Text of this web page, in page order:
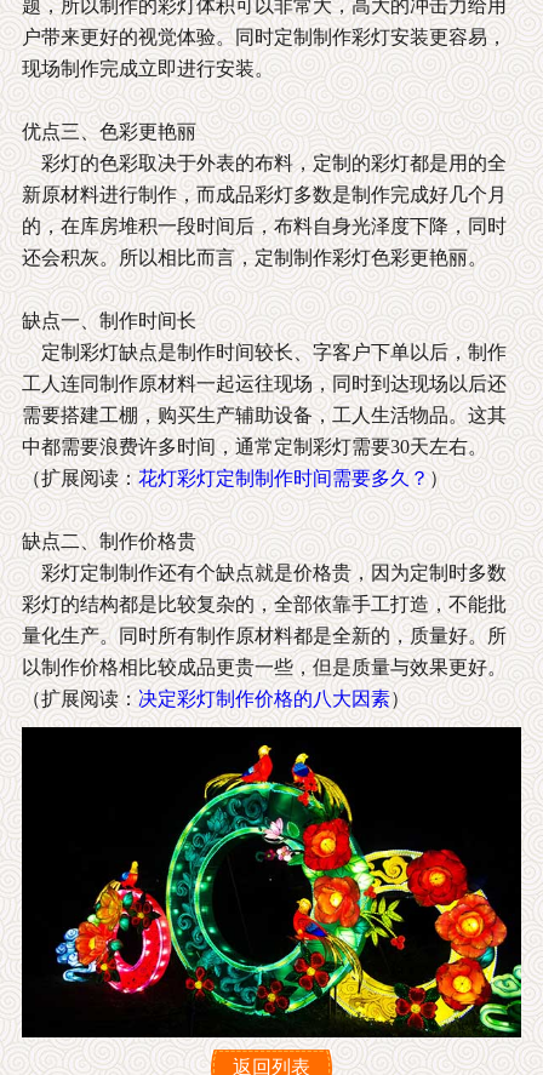
题，所以制作的彩灯体积可以非常大，高大的冲击力给用
户带来更好的视觉体验。同时定制制作彩灯安装更容易，
现场制作完成立即进行安装。
优点三、色彩更艳丽
彩灯的色彩取决于外表的布料，定制的彩灯都是用的全
新原材料进行制作，而成品彩灯多数是制作完成好几个月
的，在库房堆积一段时间后，布料自身光泽度下降，同时
还会积灰。所以相比而言，定制制作彩灯色彩更艳丽。
缺点一、制作时间长
定制彩灯缺点是制作时间较长、字客户下单以后，制作
工人连同制作原材料一起运往现场，同时到达现场以后还
需要搭建工棚，购买生产辅助设备，工人生活物品。这其
中都需要浪费许多时间，通常定制彩灯需要30天左右。
（扩展阅读： 花灯彩灯定制制作时间需要多久？）
缺点二、制作价格贵
彩灯定制制作还有个缺点就是价格贵，因为定制时多数
彩灯的结构都是比较复杂的，全部依靠手工打造，不能批
量化生产。同时所有制作原材料都是全新的，质量好。所
以制作价格相比较成品更贵一些，但是质量与效果更好。
（扩展阅读： 决定彩灯制作价格的八大因素）
返回列表